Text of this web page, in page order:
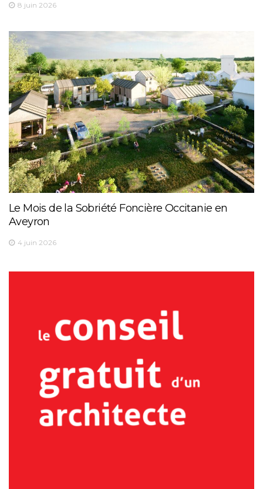
8 juin 2026
Le Mois de la Sobriété Foncière Occitanie en
Aveyron
4 juin 2026